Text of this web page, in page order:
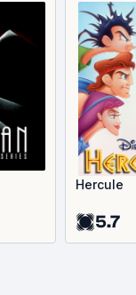
Hercule
5.7